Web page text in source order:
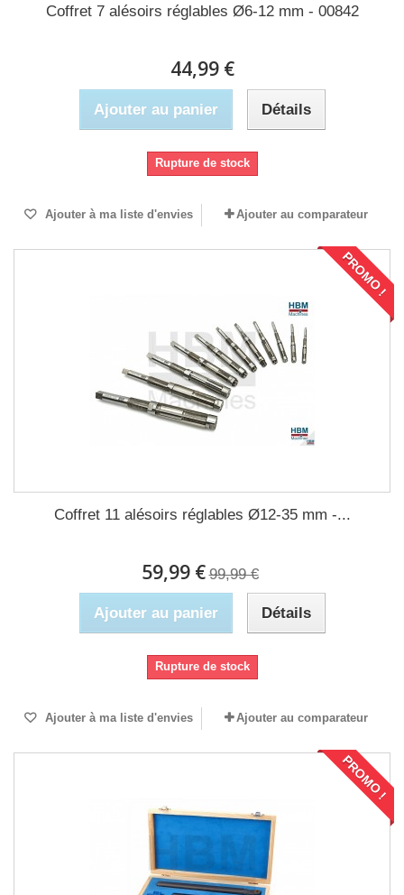
Coffret 7 alésoirs réglables Ø6-12 mm - 00842
44,99 €
Ajouter au panier Détails
Rupture de stock
Ajouter à ma liste d'envies Ajouter au comparateur
PROMO !
Coffret 11 alésoirs réglables Ø12-35 mm -...
59,99 € 99,99 €
Ajouter au panier Détails
Rupture de stock
Ajouter à ma liste d'envies Ajouter au comparateur
PROMO !